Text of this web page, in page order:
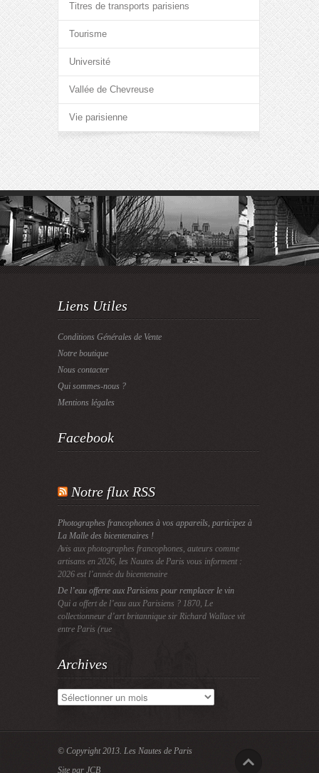
Titres de transports parisiens
Tourisme
Université
Vallée de Chevreuse
Vie parisienne
Liens Utiles
Conditions Générales de Vente
Notre boutique
Nous contacter
Qui sommes-nous ?
Mentions légales
Facebook
Notre flux RSS
Photographes francophones à vos appareils, participez à
La Malle des bicentenaires !
Avis aux photographes francophones, auteurs comme
artisans en 2026, les Nautes de Paris vous informent :
2026 est l’année du bicentenaire
De l’eau offerte aux Parisiens pour remplacer le vin
Qui a offert de l’eau aux Parisiens ? 1870, Le
collectionneur d’art britannique sir Richard Wallace vit
entre Paris (rue
Archives
Archives
© Copyright 2013. Les Nautes de Paris
Site par JCB